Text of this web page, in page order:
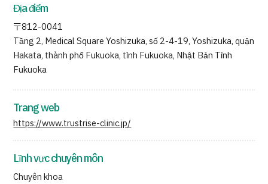
Địa điểm
〒812-0041
Tầng 2, Medical Square Yoshizuka, số 2-4-19, Yoshizuka, quận
Hakata, thành phố Fukuoka, tỉnh Fukuoka, Nhật Bản Tỉnh
Fukuoka
Trang web
https://www.trustrise-clinic.jp/
Lĩnh vực chuyên môn
Chuyên khoa